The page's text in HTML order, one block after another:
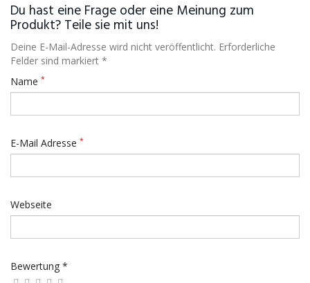
Du hast eine Frage oder eine Meinung zum
Produkt? Teile sie mit uns!
Deine E-Mail-Adresse wird nicht veröffentlicht. Erforderliche
Felder sind markiert *
Name *
E-Mail Adresse *
Webseite
Bewertung *